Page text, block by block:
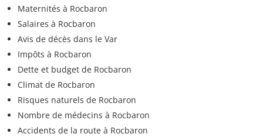
Maternités à Rocbaron
Salaires à Rocbaron
Avis de décès dans le Var
Impôts à Rocbaron
Dette et budget de Rocbaron
Climat de Rocbaron
Risques naturels de Rocbaron
Nombre de médecins à Rocbaron
Accidents de la route à Rocbaron